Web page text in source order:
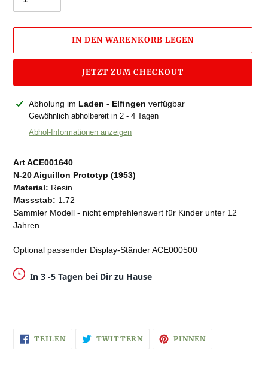
IN DEN WARENKORB LEGEN
JETZT ZUM CHECKOUT
ProduktAbholung im Laden - Elfingen verfügbar
Gewöhnlich abholbereit in 2 - 4 Tagen
Abhol-Informationen anzeigen
Art ACE001640
N-20 Aiguillon Prototyp (1953)
Material: Resin
Massstab: 1:72
Sammler Modell - nicht empfehlenswert für Kinder unter 12
Jahren
Optional passender Display-Ständer ACE000500
In 3 -5 Tagen bei Dir zu Hause
TEILENAUF
FACEBOOK
TWITTERNAUF
TWITTER
PINNENAUF